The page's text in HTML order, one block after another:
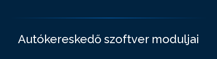
Autókereskedő szoftver moduljai